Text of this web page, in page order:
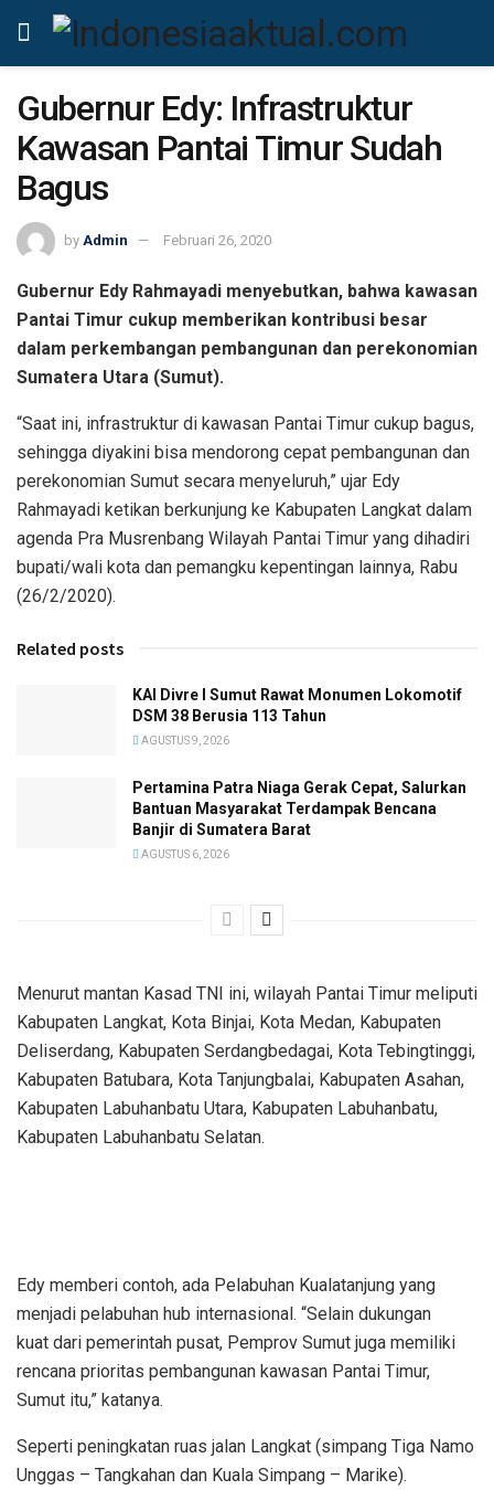
Gubernur Edy: Infrastruktur
Kawasan Pantai Timur Sudah
Bagus
by Admin Februari 26, 2020
Gubernur Edy Rahmayadi menyebutkan, bahwa kawasan
Pantai Timur cukup memberikan kontribusi besar
dalam perkembangan pembangunan dan perekonomian
Sumatera Utara (Sumut).
“Saat ini, infrastruktur di kawasan Pantai Timur cukup bagus,
sehingga diyakini bisa mendorong cepat pembangunan dan
perekonomian Sumut secara menyeluruh,” ujar Edy
Rahmayadi ketikan berkunjung ke Kabupaten Langkat dalam
agenda Pra Musrenbang Wilayah Pantai Timur yang dihadiri
bupati/wali kota dan pemangku kepentingan lainnya, Rabu
(26/2/2020).
Related posts
KAI Divre I Sumut Rawat Monumen Lokomotif
DSM 38 Berusia 113 Tahun
AGUSTUS 9, 2026
Pertamina Patra Niaga Gerak Cepat, Salurkan
Bantuan Masyarakat Terdampak Bencana
Banjir di Sumatera Barat
AGUSTUS 6, 2026
Menurut mantan Kasad TNI ini, wilayah Pantai Timur meliputi
Kabupaten Langkat, Kota Binjai, Kota Medan, Kabupaten
Deliserdang, Kabupaten Serdangbedagai, Kota Tebingtinggi,
Kabupaten Batubara, Kota Tanjungbalai, Kabupaten Asahan,
Kabupaten Labuhanbatu Utara, Kabupaten Labuhanbatu,
Kabupaten Labuhanbatu Selatan.
Edy memberi contoh, ada Pelabuhan Kualatanjung yang
menjadi pelabuhan hub internasional. “Selain dukungan
kuat dari pemerintah pusat, Pemprov Sumut juga memiliki
rencana prioritas pembangunan kawasan Pantai Timur,
Sumut itu,” katanya.
Seperti peningkatan ruas jalan Langkat (simpang Tiga Namo
Unggas – Tangkahan dan Kuala Simpang – Marike).